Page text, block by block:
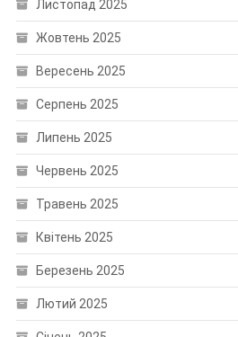
Листопад 2025
Жовтень 2025
Вересень 2025
Серпень 2025
Липень 2025
Червень 2025
Травень 2025
Квітень 2025
Березень 2025
Лютий 2025